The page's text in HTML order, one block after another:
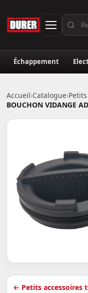
Échappement
Accueil›Catalogue›
BOUCHON VIDANGE
← Petits accessoires